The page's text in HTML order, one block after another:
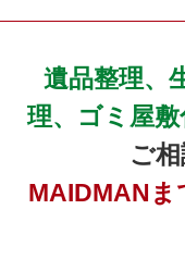
遺品整理、
理、ゴミ屋
ご相
MAIDMANま